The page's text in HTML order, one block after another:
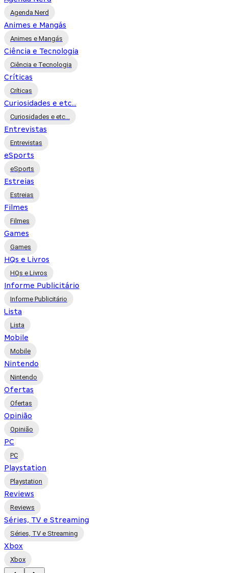
Agenda Nerd
Animes e Mangás
Animes e Mangás
Ciência e Tecnologia
Ciência e Tecnologia
Críticas
Críticas
Curiosidades e etc...
Curiosidades e etc...
Entrevistas
Entrevistas
eSports
eSports
Estreias
Estreias
Filmes
Filmes
Games
Games
HQs e Livros
HQs e Livros
Informe Publicitário
Informe Publicitário
Lista
Lista
Mobile
Mobile
Nintendo
Nintendo
Ofertas
Ofertas
Opinião
Opinião
PC
PC
Playstation
Playstation
Reviews
Reviews
Séries, TV e Streaming
Séries, TV e Streaming
Xbox
Xbox